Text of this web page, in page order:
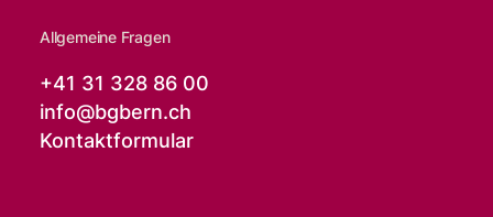
Allgemeine Fragen
+41 31 328 86 00
info@bgbern.ch
Kontaktformular